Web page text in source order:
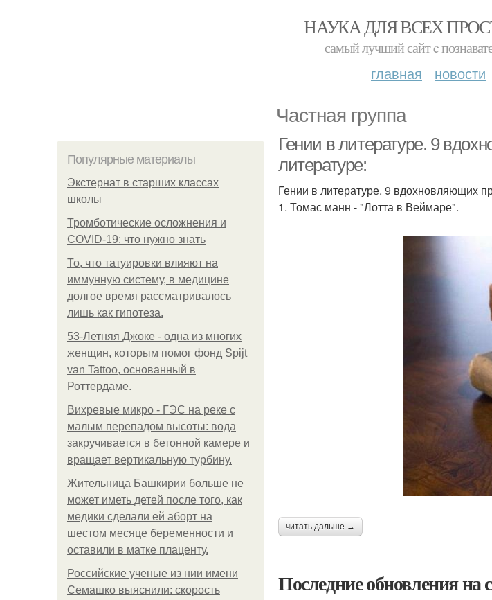
НАУКА ДЛЯ ВСЕХ
самый лучший сайт c
главная новости
Частная группа
Популярные материалы
Экстернат в старших классах
школы
Тромботические осложнения и
COVID-19: что нужно знать
То, что татуировки влияют на
иммунную систему, в медицине
долгое время рассматривалось
лишь как гипотеза.
53-Летняя Джоке - одна из многих
женщин, которым помог фонд Spijt
van Tattoo, основанный в
Роттердаме.
Вихревые микро - ГЭС на реке с
малым перепадом высоты: вода
закручивается в бетонной камере и
вращает вертикальную турбину.
Жительница Башкирии больше не
может иметь детей после того, как
медики сделали ей аборт на
шестом месяце беременности и
оставили в матке плаценту.
Российские ученые из нии имени
Семашко выяснили: скорость
Гении в литературе. 9
литературе:
Гении в литературе. 9 вдохновляющих
1. Томас манн - "Лотта в Веймаре".
читать дальше →
Последние обновления на